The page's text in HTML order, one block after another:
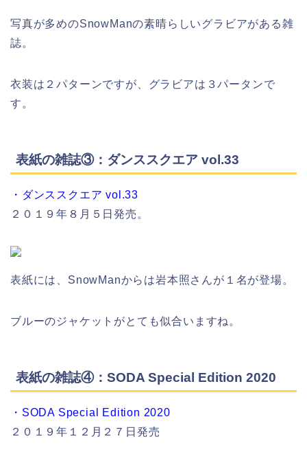
写真が多めのSnowManの素晴らしいグラビアがある雑
誌。
衣装は２パターンですが、グラビアは３パータンで
す。
表紙の雑誌③：ダンススクエア vol.33
・ダンススクエア vol.33
２０１９年８月５日発売。
表紙には、SnowManからは岩本照さんが１名が登場。
ブルーのジャケットがとても似合いますね。
表紙の雑誌④：SODA Special Edition 2020
・SODA Special Edition 2020
２０１９年１２月２７日発売